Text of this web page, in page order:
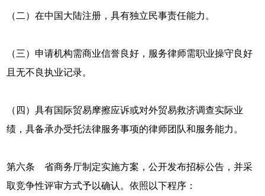
（二）在中国大陆注册，具有独立民事责任能力。
（三）申请机构需商业信誉良好，服务律师需职业操守良好
且无不良执业记录。
（四）具有国际贸易摩擦应诉或对外贸易救济调查实际业
绩，具备承办受托法律服务事项的律师团队和服务能力。
第六条 省商务厅制定实施方案，公开发布招标公告，并采
取竞争性评审方式予以确认。依照以下程序：